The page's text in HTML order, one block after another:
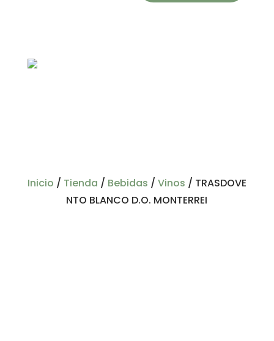
Inicio / Tienda / Bebidas / Vinos / TRASDOVE
NTO BLANCO D.O. MONTERREI